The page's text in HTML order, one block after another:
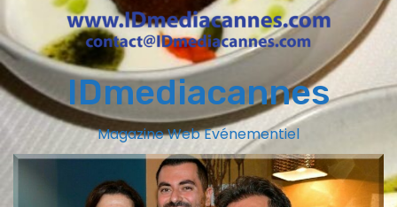
IDmediacannes
Magazine Web Evénementiel